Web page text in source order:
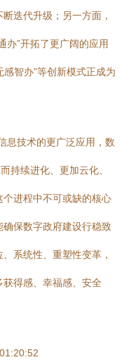
迭代升级；另一方面，
办”开拓了更广阔的应用
感智办”等创新模式正成为
息技术的更广泛应用，数
持续进化、更加云化、
进程中不可或缺的核心
保数字政府建设行稳致
系统性、重塑性变革，
得感、幸福感、安全